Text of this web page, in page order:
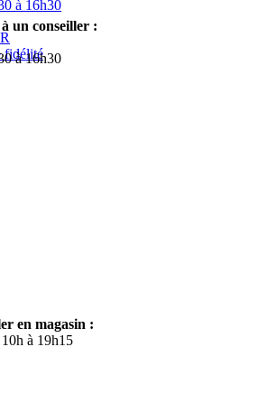
à 16h30
fidélité
un conseiller :
à 16h30
en magasin :
à 19h15